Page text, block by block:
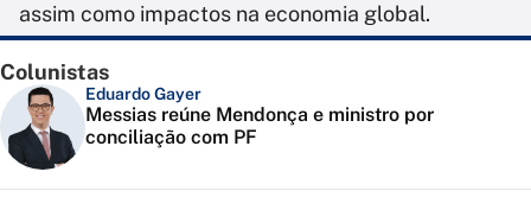
assim como impactos na economia global.
Colunistas
Eduardo Gayer
Messias reúne Mendonça e ministro por
conciliação com PF